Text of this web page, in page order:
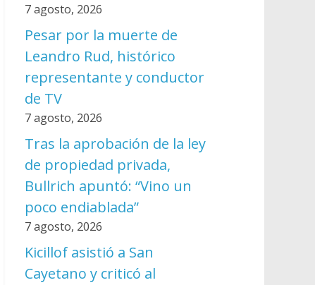
7 agosto, 2026
Pesar por la muerte de
Leandro Rud, histórico
representante y conductor
de TV
7 agosto, 2026
Tras la aprobación de la ley
de propiedad privada,
Bullrich apuntó: “Vino un
poco endiablada”
7 agosto, 2026
Kicillof asistió a San
Cayetano y criticó al